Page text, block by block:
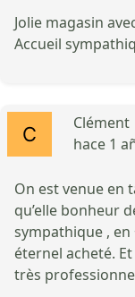
Jolie magasin
Accueil
Clément
hace 1
On est venue en
qu’elle bonheur
sympathique ,
éternel acheté.
très